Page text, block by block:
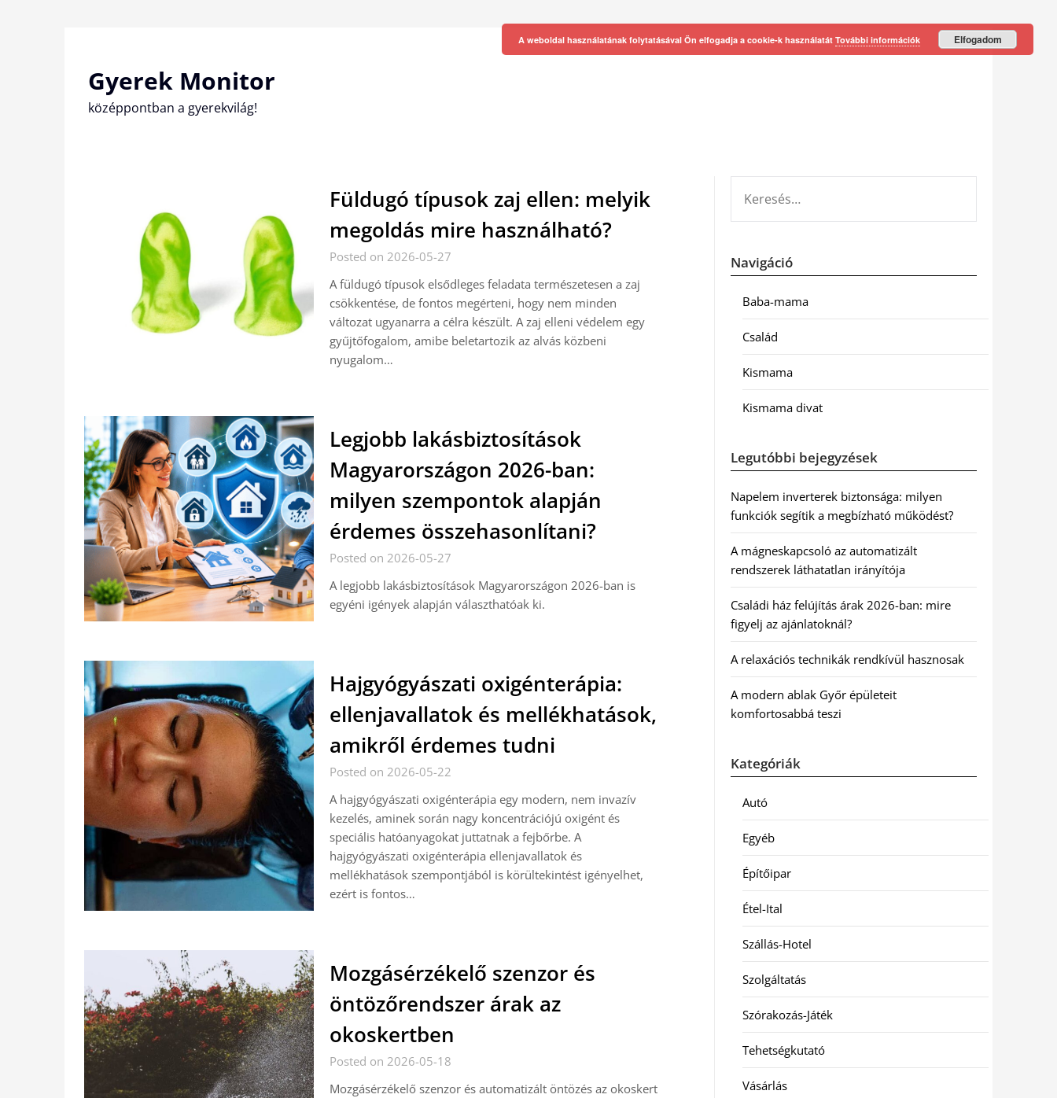
Gyerek Monitor
középpontban a gyerekvilág!
Füldugó típusok zaj ellen: melyik
megoldás mire használható?
Posted on 2026-05-27
A füldugó típusok elsődleges feladata természetesen a zaj
csökkentése, de fontos megérteni, hogy nem minden
változat ugyanarra a célra készült. A zaj elleni védelem egy
gyűjtőfogalom, amibe beletartozik az alvás közbeni
nyugalom…
Legjobb lakásbiztosítások
Magyarországon 2026-ban:
milyen szempontok alapján
érdemes összehasonlítani?
Posted on 2026-05-27
A legjobb lakásbiztosítások Magyarországon 2026-ban is
egyéni igények alapján választhatóak ki.
Hajgyógyászati oxigénterápia:
ellenjavallatok és mellékhatások,
amikről érdemes tudni
Posted on 2026-05-22
A hajgyógyászati oxigénterápia egy modern, nem invazív
kezelés, aminek során nagy koncentrációjú oxigént és
speciális hatóanyagokat juttatnak a fejbőrbe. A
hajgyógyászati oxigénterápia ellenjavallatok és
mellékhatások szempontjából is körültekintést igényelhet,
ezért is fontos…
Mozgásérzékelő szenzor és
öntözőrendszer árak az
okoskertben
Posted on 2026-05-18
Mozgásérzékelő szenzor és automatizált öntözés az okoskert
Navigáció
Baba-mama
Család
Kismama
Kismama divat
Legutóbbi bejegyzések
Napelem inverterek biztonsága: milyen
funkciók segítik a megbízható működést?
A mágneskapcsoló az automatizált
rendszerek láthatatlan irányítója
Családi ház felújítás árak 2026-ban: mire
figyelj az ajánlatoknál?
A relaxációs technikák rendkívül hasznosak
A modern ablak Győr épületeit
komfortosabbá teszi
Kategóriák
Autó
Egyéb
Építőipar
Étel-Ital
Szállás-Hotel
Szolgáltatás
Szórakozás-Játék
Tehetségkutató
Vásárlás
A weboldal használatának folytatásával Ön elfogadja a cookie-k használatát További információk Elfogadom